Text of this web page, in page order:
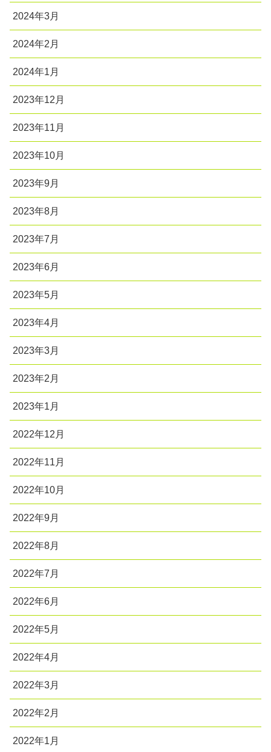
2024年3月
2024年2月
2024年1月
2023年12月
2023年11月
2023年10月
2023年9月
2023年8月
2023年7月
2023年6月
2023年5月
2023年4月
2023年3月
2023年2月
2023年1月
2022年12月
2022年11月
2022年10月
2022年9月
2022年8月
2022年7月
2022年6月
2022年5月
2022年4月
2022年3月
2022年2月
2022年1月